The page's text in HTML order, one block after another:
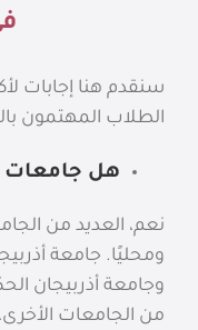
سنقدم هنا إجابات
الطلاب المهتمون
هل جامعات
نعم، العديد من
ومحليًا. جامعة
وجامعة أذربيجان
من الجامعات